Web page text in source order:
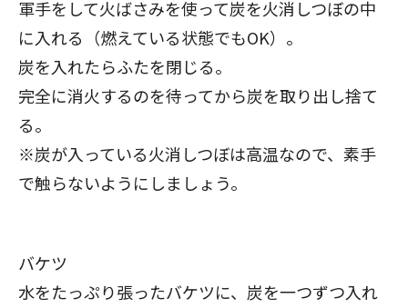
軍手をして火ばさみを使って炭を火消しつぼの中
に入れる（燃えている状態でもOK）。
炭を入れたらふたを閉じる。
完全に消火するのを待ってから炭を取り出し捨て
る。
※炭が入っている火消しつぼは高温なので、素手
で触らないようにしましょう。
バケツ
水をたっぷり張ったバケツに、炭を一つずつ入れ